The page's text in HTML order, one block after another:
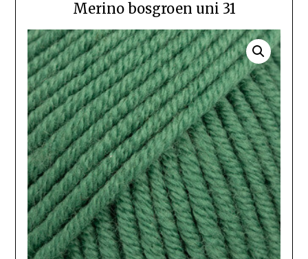
Merino bosgroen uni 31